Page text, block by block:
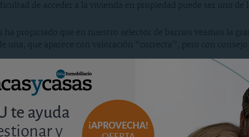
de acceder a la vivienda en propiedad puede ser uno de
propiciado que en nuestro selector de barrios veamos la
una, que aparece con valoración “correcta”, pero con consejo
de Valencia?
vivir en un unifamiliar. Los distritos favoritos para vivir
en la valoración de la seguridad (5,6/10, la mayor de la